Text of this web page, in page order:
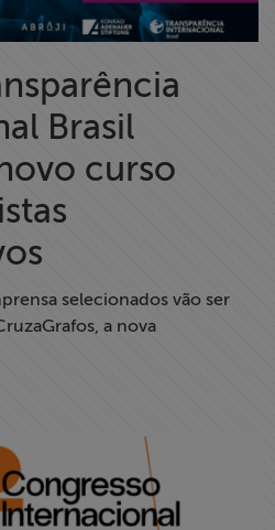
Brasil
curso
selecionados vão ser
a nova